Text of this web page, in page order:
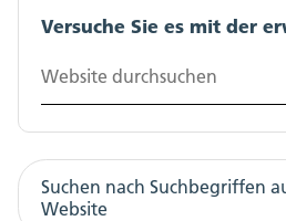
Versuche Sie es mit der
Website durchsuchen
Suchen nach Suchbegriffen
Website